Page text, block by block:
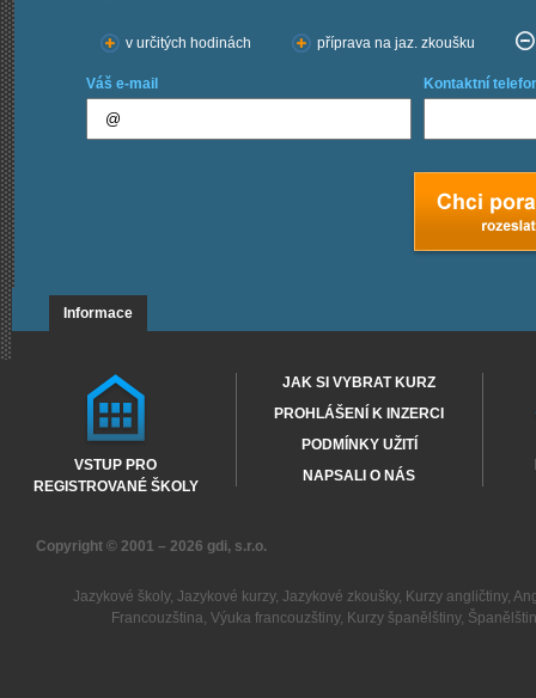
v určitých hodinách příprava na jaz. zkoušku
Váš e-mail Kontaktní
Informace
VSTUP PRO
REGISTROVANÉ ŠKOLY
JAK SI VYBRAT KURZ
PROHLÁŠENÍ K INZERCI
PODMÍNKY UŽITÍ
NAPSALI O NÁS
Copyright © 2001 – 2026 gdi, s.r.o.
Jazykové školy, Jazykové kurzy, Jazykové zkoušky, Kurzy angličtiny,
Francouzština,Výuka francouzštiny, Kurzy španělštiny,